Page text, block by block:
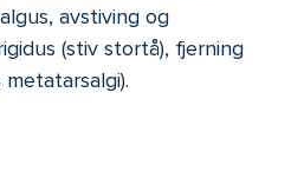
avstiving og
(stiv stortå), fjerning